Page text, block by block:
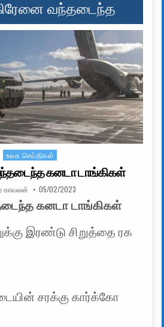
வந்தடைந்த
Posted in
உலக செய்திகள்
கனடா டாங்கிகள்
காவலன் PUBLISHED DATE:
05/02/2023
கனடா டாங்கிகள்
இரண்டு சிறுத்தை ரக
சரக்கு கார்க்கோ